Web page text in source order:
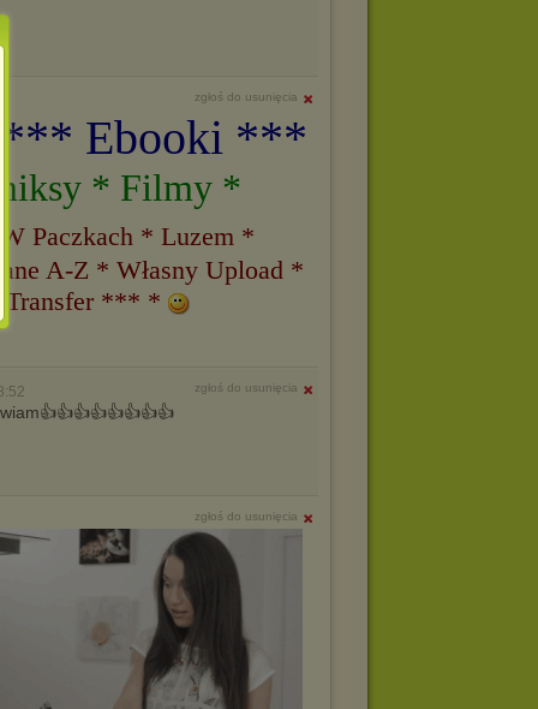
zgłoś do usunięcia
Ebooki ***
* Filmy *
Paczkach * Luzem *
A-Z * Własny Upload *
Transfer *** *
zgłoś do usunięcia
zgłoś do usunięcia